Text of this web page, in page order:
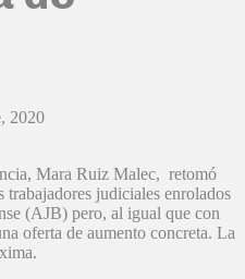
2020
Mara Ruiz Malec, retomó
judiciales enrolados
(AJB) pero, al igual que con
oferta de aumento concreta. La